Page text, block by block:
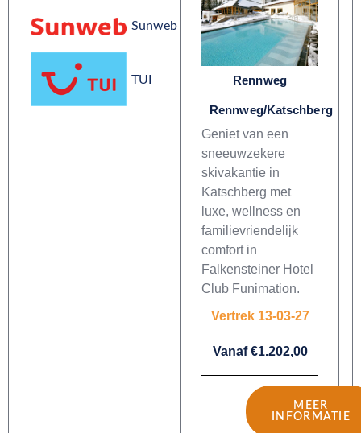
Sunweb
TUI Rennweg
Rennweg/Katschberg
Geniet van een
sneeuwzekere
skivakantie in
Katschberg met
luxe, wellness en
familievriendelijk
comfort in
Falkensteiner Hotel
Club Funimation.
Vertrek 13-03-27
Vanaf €1.202,00
MEER
INFORMATIE